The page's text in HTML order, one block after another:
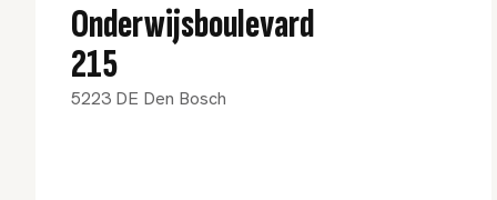
Onderwijsboulevard
215
5223 DE Den Bosch